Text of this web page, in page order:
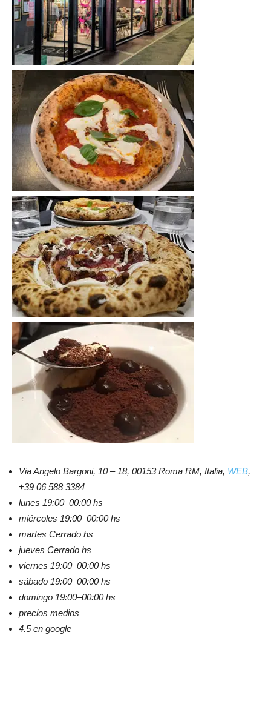
Via Angelo Bargoni, 10 – 18, 00153 Roma RM, Italia, WEB,
+39 06 588 3384
lunes 19:00–00:00 hs
miércoles 19:00–00:00 hs
martes Cerrado hs
jueves Cerrado hs
viernes 19:00–00:00 hs
sábado 19:00–00:00 hs
domingo 19:00–00:00 hs
precios medios
4.5 en google